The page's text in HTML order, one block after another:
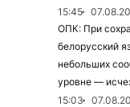
15:45
ОПК: При
белорусский
небольших
уровне —
15:03